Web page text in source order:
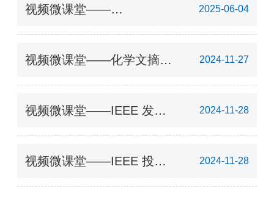
2025-06-04
视频微课堂——
2024-11-27
视频微课堂——化学文摘新
2024-11-28
视频微课堂——IEEE 发文
2024-11-28
视频微课堂——IEEE 投稿